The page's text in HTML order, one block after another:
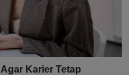
Karier Tetap